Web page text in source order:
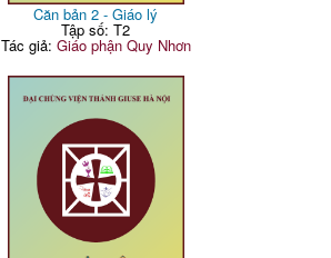
Căn bản 2 - Giáo lý
Tập số: T2
Tác giả: Giáo phận Quy Nhơn